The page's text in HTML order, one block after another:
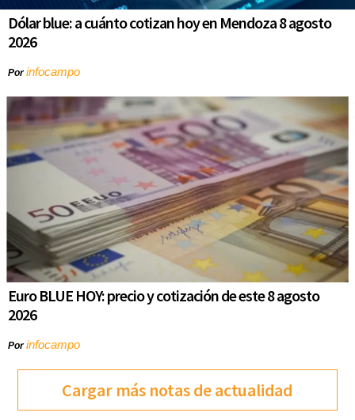
Dólar blue: a cuánto cotizan hoy en Mendoza 8 agosto
2026
Porinfocampo
Euro BLUE HOY: precio y cotización de este 8 agosto
2026
Porinfocampo
Cargar más notas de actualidad